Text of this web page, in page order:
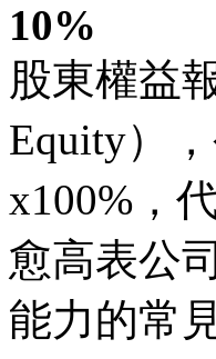
10%
股東權益
Equity）
x100%，
愈高表公
能力的常